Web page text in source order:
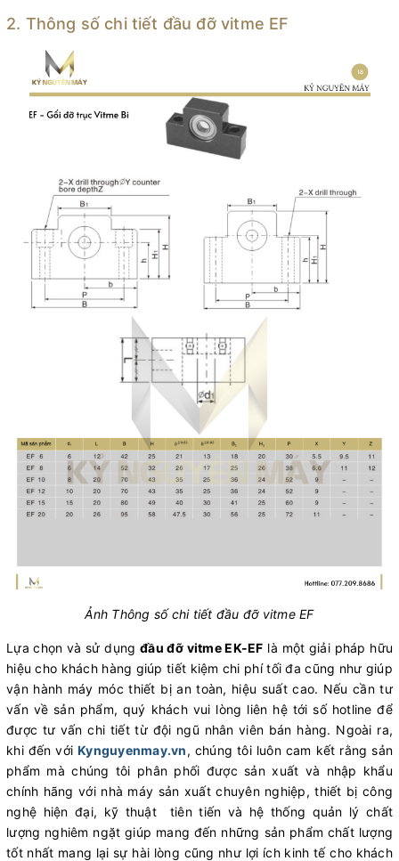
2. Thông số chi tiết đầu đỡ vitme EF
Ảnh Thông số chi tiết đầu đỡ vitme EF
Lựa chọn và sử dụngđầu đỡ vitmeEK-EF là một giải pháp hữu
hiệu cho khách hàng giúp tiết kiệm chi phí tối đa cũng như giúp
vận hành máy móc thiết bị an toàn, hiệu suất cao. Nếu cần tư
vấn về sản phẩm, quý khách vui lòng liên hệ tới số hotline để
được tư vấn chi tiết từ đội ngũ nhân viên bán hàng. Ngoài ra,
khi đến vớiKynguyenmay.vn, chúng tôi luôn cam kết rằng sản
phẩm mà chúng tôi phân phối được sản xuất và nhập khẩu
chính hãng với nhà máy sản xuất chuyên nghiệp, thiết bị công
nghệ hiện đại, kỹ thuật tiên tiến và hệ thống quản lý chất
lượng nghiêm ngặt giúp mang đến những sản phẩm chất lượng
tốt nhất mang lại sự hài lòng cũng như lợi ích kinh tế cho khách